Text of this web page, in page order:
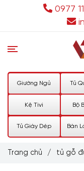
0977
Giường Ngủ Tủ
Kệ Tivi Bộ
Tủ Giày Dép Bàn
Trang chủ / tủ gỗ